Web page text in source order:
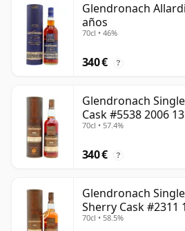
Glendronach
años
70cl • 46%
340 € ?
Glendronach
Cask #5538 2006
70cl • 57.4%
340 € ?
Glendronach
Sherry Cask #2311
70cl • 58.5%